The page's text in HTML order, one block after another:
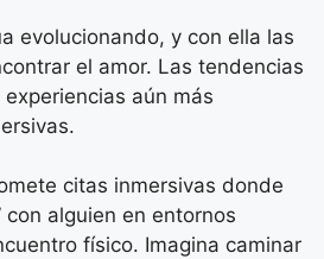
evolucionando, y con ella las
el amor. Las tendencias
aún más
citas inmersivas donde
con alguien en entornos
físico. Imagina caminar